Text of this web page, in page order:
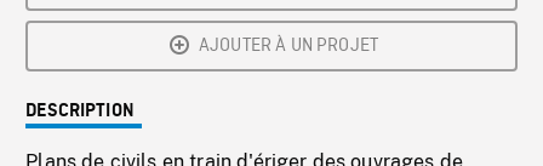
AJOUTER À UN PROJET
DESCRIPTION